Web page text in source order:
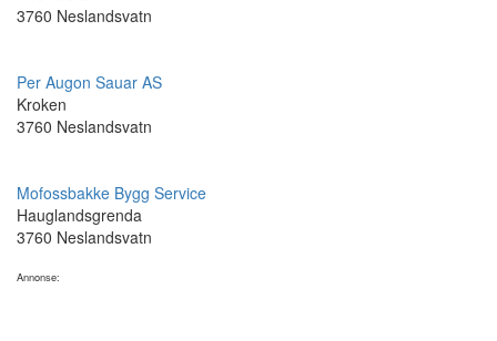
3760 Neslandsvatn
Per Augon Sauar AS
Kroken
3760 Neslandsvatn
Mofossbakke Bygg Service
Hauglandsgrenda
3760 Neslandsvatn
Annonse: